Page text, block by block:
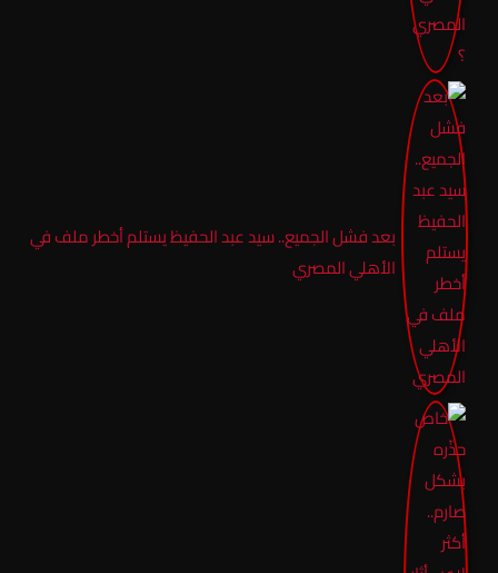
بعد فشل الجميع.. سيد عبد الحفيظ يستلم أخطر ملف في
الأهلي المصري